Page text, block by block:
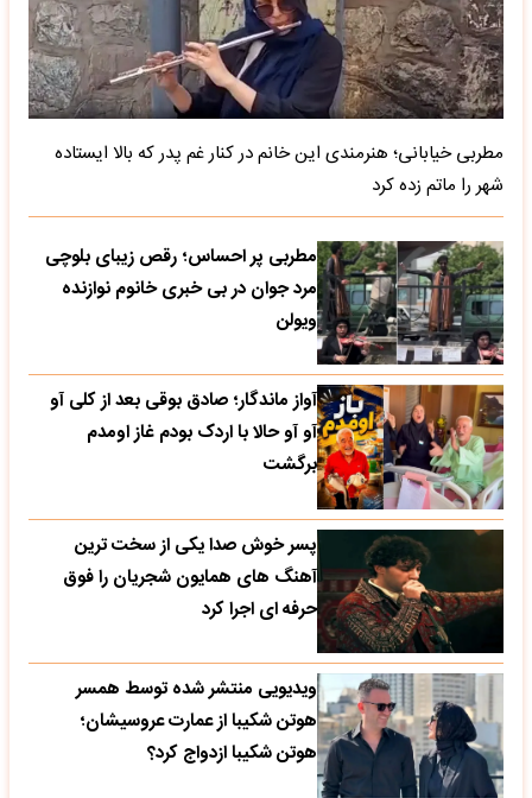
مطربی خیابانی؛ هنرمندی این خانم در کنار غم پدر که بالا ایستاده
شهر را ماتم زده کرد
مطربی پر احساس؛ رقص زیبای بلوچی
مرد جوان در بی خبری خانوم نوازنده
ویولن
آواز ماندگار؛ صادق بوقی بعد از کلی آو
آو آو حالا با اردک بودم غاز اومدم
برگشت
پسر خوش صدا یکی از سخت ترین
آهنگ های همایون شجریان را فوق
حرفه ای اجرا کرد
ویدیویی منتشر شده توسط همسر
هوتن شکیبا از عمارت عروسیشان؛
هوتن شکیبا ازدواج کرد؟